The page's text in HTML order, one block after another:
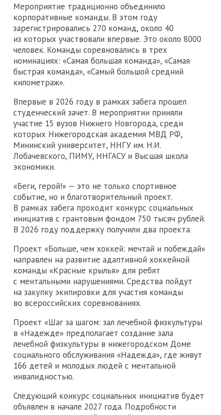
Мероприятие традиционно объединило
корпоративные команды. В этом году
зарегистрировались 270 команд, около 40
из которых участвовали впервые. Это около 8000
человек. Команды соревновались в трех
номинациях: «Самая большая команда», «Самая
быстрая команда», «Самый большой средний
километраж».
Впервые в 2026 году в рамках забега прошел
студенческий зачет. В мероприятии приняли
участие 15 вузов Нижнего Новгорода, среди
которых Нижегородская академия МВД РФ,
Мининский университет, ННГУ им. Н.И.
Лобачевского, ПИМУ, ННГАСУ и Высшая школа
экономики.
«Беги, герой!» — это не только спортивное
событие, но и благотворительный проект.
В рамках забега проходит конкурс социальных
инициатив с грантовым фондом 750 тысяч рублей.
В 2026 году поддержку получили два проекта.
Проект «Больше, чем хоккей: мечтай и побеждай»
направлен на развитие адаптивной хоккейной
команды «Красные крылья» для ребят
с ментальными нарушениями. Средства пойдут
на закупку экипировки для участия команды
во всероссийских соревнованиях.
Проект «Шаг за шагом: зал лечебной физкультуры
в «Надежде» предполагает создание зала
лечебной физкультуры в нижегородском Доме
социального обслуживания «Надежда», где живут
166 детей и молодых людей с ментальной
инвалидностью.
Следующий конкурс социальных инициатив будет
объявлен в начале 2027 года. Подробности